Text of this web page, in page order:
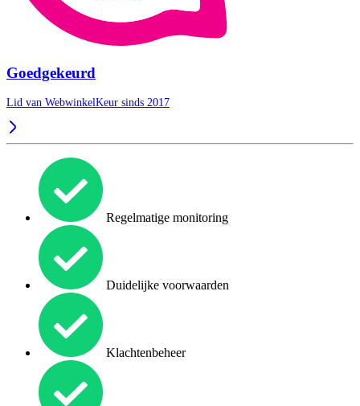
Goedgekeurd
Lid van WebwinkelKeur sinds 2017
Regelmatige monitoring
Duidelijke voorwaarden
Klachtenbeheer